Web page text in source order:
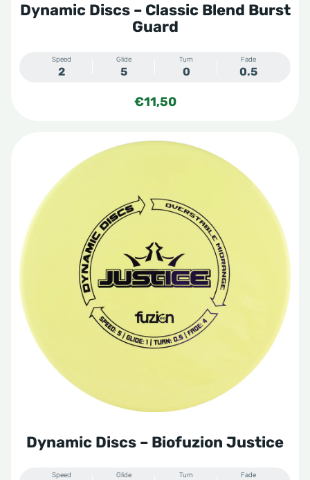
Dynamic Discs – Classic Blend Burst
Guard
Speed
2
Glide
5
Turn
0
Fade
0.5
€11,50
Dynamic Discs – Biofuzion Justice
Speed Glide Turn Fade